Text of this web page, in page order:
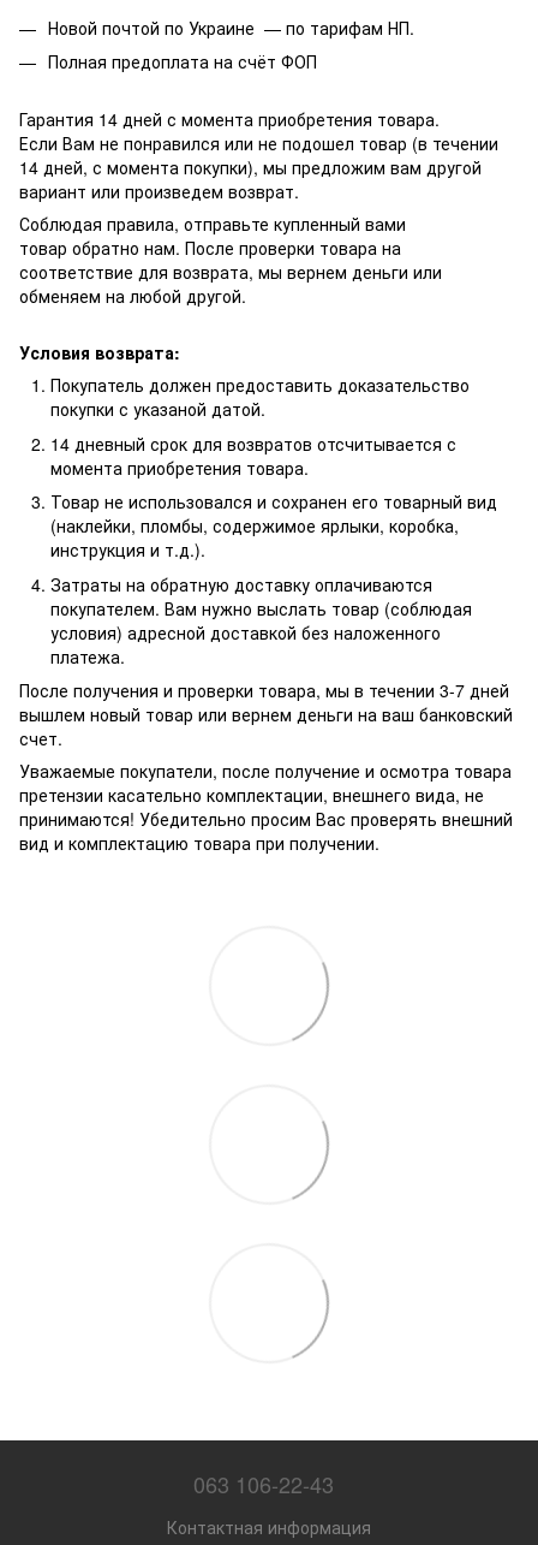
Новой почтой по Украине — по тарифам НП.
Полная предоплата на счёт ФОП
Гарантия 14 дней с момента приобретения товара.
Если Вам не понравился или не подошел товар (в течении
14 дней, с момента покупки), мы предложим вам другой
вариант или произведем возврат.
Соблюдая правила, отправьте купленный вами
товар обратно нам. После проверки товара на
соответствие для возврата, мы вернем деньги или
обменяем на любой другой.
Условия возврата:
Покупатель должен предоставить доказательство
покупки с указаной датой.
14 дневный срок для возвратов отсчитывается с
момента приобретения товара.
Товар не использовался и сохранен его товарный вид
(наклейки, пломбы, содержимое ярлыки, коробка,
инструкция и т.д.).
Затраты на обратную доставку оплачиваются
покупателем. Вам нужно выслать товар (соблюдая
условия) адресной доставкой без наложенного
платежа.
После получения и проверки товара, мы в течении 3-7 дней
вышлем новый товар или вернем деньги на ваш банковский
счет.
Уважаемые покупатели, после получение и осмотра товара
претензии касательно комплектации, внешнего вида, не
принимаются! Убедительно просим Вас проверять внешний
вид и комплектацию товара при получении.
063 106-22-43
Контактная информация